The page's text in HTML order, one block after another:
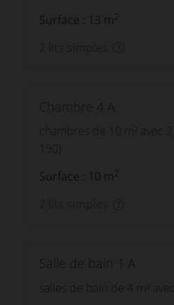
Surface : 13 m2
Chambre 4 A
chambres de 10 m² avec
Surface : 10 m2
Salle de bain 1 A
salles de bain de 4 m²